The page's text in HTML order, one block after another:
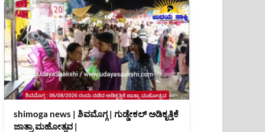
shimoga news | ಶಿವಮೊಗ್ಗ | ಗುಡ್ಡೇಕಲ್ ಅಡಿಕೃತ್ತಿಕೆ
ಜಾತ್ರಾ ಮಹೋತ್ಸವ |